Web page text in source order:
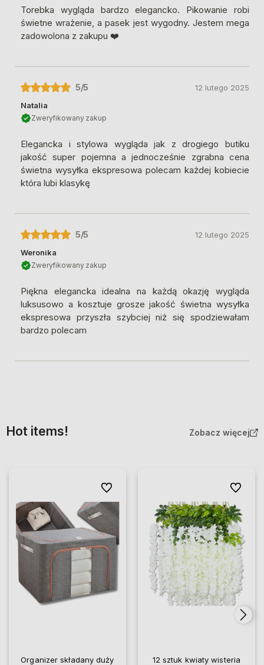
Torebka wygląda bardzo elegancko. Pikowanie robi
świetne wrażenie, a pasek jest wygodny. Jestem mega
zadowolona z zakupu ❤️
5/5
Natalia
Zweryfikowany zakup
Elegancka i stylowa wygląda jak z drogiego butiku
jakość super pojemna a jednocześnie zgrabna cena
świetna wysyłka ekspresowa polecam każdej kobiecie
która lubi klasykę
12 lutego 2025
5/5
Weronika
Zweryfikowany zakup
Piękna elegancka idealna na każdą okazję wygląda
luksusowo a kosztuje grosze jakość świetna wysyłka
ekspresowa przyszła szybciej niż się spodziewałam
bardzo polecam
12 lutego 2025
Hot items! Zobacz więcej
Organizer składany duży
Do ulubionych
12 sztuk kwiaty wisteria
Do